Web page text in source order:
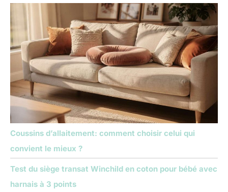
Coussins d’allaitement: comment choisir celui qui
convient le mieux ?
Test du siège transat Winchild en coton pour bébé avec
harnais à 3 points